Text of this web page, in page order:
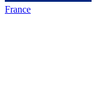
France